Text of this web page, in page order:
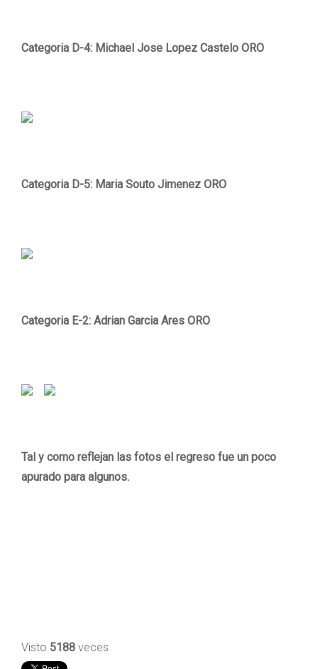
Categoria D-4: Michael Jose Lopez Castelo ORO
Categoria D-5: Maria Souto Jimenez ORO
Categoria E-2: Adrian Garcia Ares ORO
Tal y como reflejan las fotos el regreso fue un poco
apurado para algunos.
Visto 5188 veces